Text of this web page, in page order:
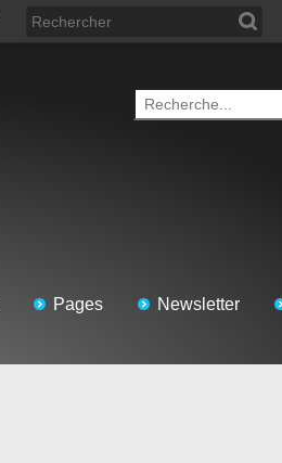
Pages Newsletter